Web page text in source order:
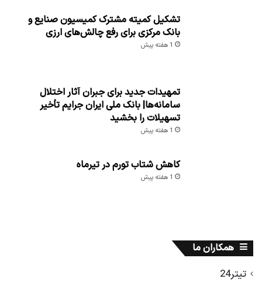
تشکیل کمیته مشترک کمیسیون صنایع و
بانک مرکزی برای رفع چالش‌های ارزی
1 هفته پیش
تمهیدات جدید برای جبران آثار اختلال
سامانه‌ها| بانک ملی ایران جرایم تأخیر
تسهیلات را بخشید
1 هفته پیش
کاهش شتاب تورم در تیرماه
1 هفته پیش
همکاران ما
تیتر24